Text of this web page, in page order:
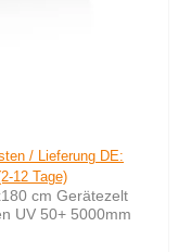
/ Lieferung DE:
12 Tage)
cm Gerätezelt
UV 50+ 5000mm